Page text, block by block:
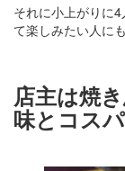
それに小上がりに
て楽しみたい人に
店主は焼
味とコス